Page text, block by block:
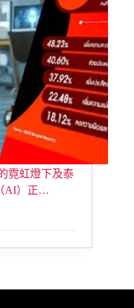
霓虹燈下及泰
AI）正…